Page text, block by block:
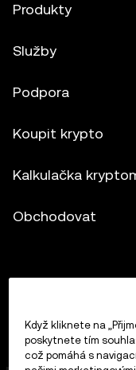
Produkty
Služby
Podpora
Koupit krypto
Kalkulačka
Obchodovat
Když kliknete na
poskytnete tím
což pomáhá s